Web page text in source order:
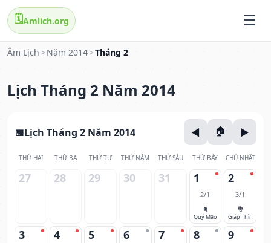
🗓️Amlich.org
Âm Lịch > Năm 2014>Tháng 2
Lịch Tháng 2 Năm 2014
Lịch Tháng 2 Năm 2014
THỨ HAI THỨ BA THỨ TƯ THỨ NĂM THỨ SÁU THỨ BẢY CHỦ NHẬT
27 28 29 30 31 1
2/1
🐈
Quý Mão
2
3/1
🐉
Giáp Thìn
3 4 5 6 7 8 9